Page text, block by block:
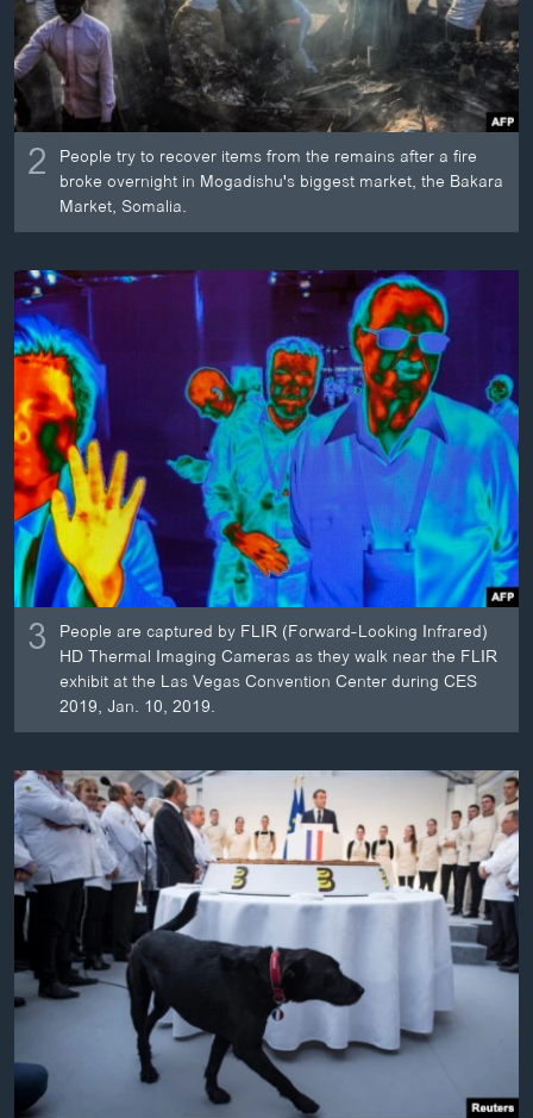
2 People try to recover items from the remains after a fire
broke overnight in Mogadishu's biggest market, the Bakara
Market, Somalia.
3 People are captured by FLIR (Forward-Looking Infrared)
HD Thermal Imaging Cameras as they walk near the FLIR
exhibit at the Las Vegas Convention Center during CES
2019, Jan. 10, 2019.